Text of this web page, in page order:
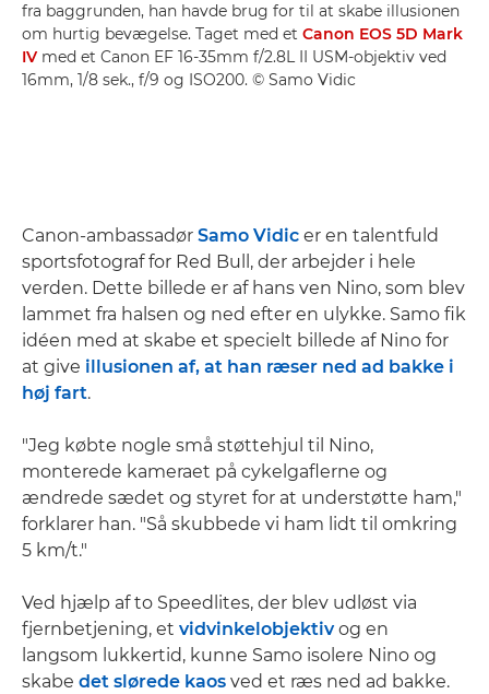
fra baggrunden, han havde brug for til at skabe illusionen
om hurtig bevægelse. Taget med et Canon EOS 5D Mark
IV med et Canon EF 16-35mm f/2.8L II USM-objektiv ved
16mm, 1/8 sek., f/9 og ISO200. © Samo Vidic
Canon-ambassadør Samo Vidic er en talentfuld
sportsfotograf for Red Bull, der arbejder i hele
verden. Dette billede er af hans ven Nino, som blev
lammet fra halsen og ned efter en ulykke. Samo fik
idéen med at skabe et specielt billede af Nino for
at give illusionen af, at han ræser ned ad bakke i
høj fart.
"Jeg købte nogle små støttehjul til Nino,
monterede kameraet på cykelgaflerne og
ændrede sædet og styret for at understøtte ham,"
forklarer han. "Så skubbede vi ham lidt til omkring
5 km/t."
Ved hjælp af to Speedlites, der blev udløst via
fjernbetjening, et vidvinkelobjektivog en
langsom lukkertid, kunne Samo isolere Nino og
skabe det slørede kaos ved et ræs ned ad bakke.